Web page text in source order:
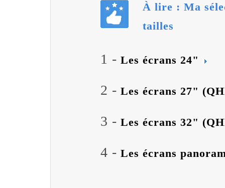
À lire : Ma
tailles
1 - Les écrans 24"
2 - Les écrans 27"
3 - Les écrans 32"
4 - Les écrans